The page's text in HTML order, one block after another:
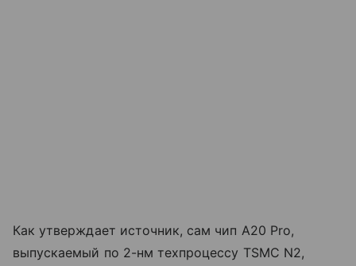
Как утверждает источник, сам чип A20 Pro,
выпускаемый по 2-нм техпроцессу TSMC N2,